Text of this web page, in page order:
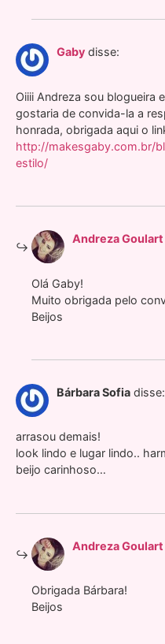
Gaby disse:
Oiiii Andreza sou blogueira
gostaria de convida-la a
honrada, obrigada aqui o
http://makesgaby.com.br/
estilo/
Andreza Goulart
Olá Gaby!
Muito obrigada pelo
Beijos
Bárbara Sofia disse:
arrasou demais!
look lindo e lugar lindo..
beijo carinhoso…
Andreza Goulart
Obrigada Bárbara!
Beijos